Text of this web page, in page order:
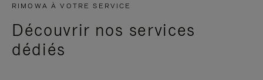
RIMOWA À VOTRE SERVICE
Découvrir nos services
dédiés